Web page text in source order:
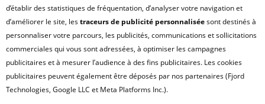
MODULE DE GESTION DES COOKIES
HONORAIRES TRANSACTION
HONORAIRES GESTION LOCATIVE
GESTION DE VOS DONNÉES PERSONNELLES
d’établir des statistiques de fréquentation, d’analyser votre navigation et
d’améliorer le site, lestraceurs de publicité personnaliséesont destinés à
personnaliser votre parcours, les publicités, communications et sollicitations
commerciales qui vous sont adressées, à optimiser les campagnes
publicitaires et à mesurer l’audience à des fins publicitaires. Les cookies
publicitaires peuvent également être déposés par nos partenaires (Fjord
Technologies, Google LLC et Meta Platforms Inc.).